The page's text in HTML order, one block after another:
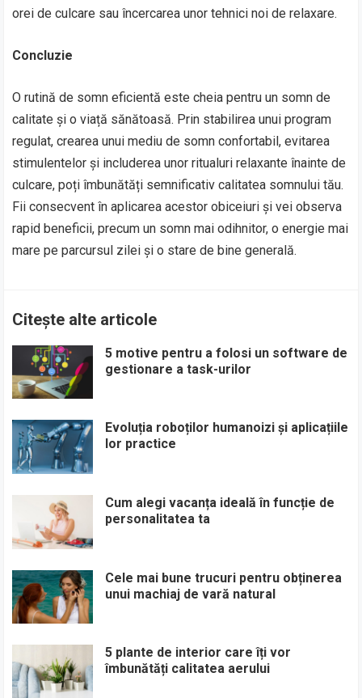
orei de culcare sau încercarea unor tehnici noi de relaxare.
Concluzie
O rutină de somn eficientă este cheia pentru un somn de
calitate și o viață sănătoasă. Prin stabilirea unui program
regulat, crearea unui mediu de somn confortabil, evitarea
stimulentelor și includerea unor ritualuri relaxante înainte de
culcare, poți îmbunătăți semnificativ calitatea somnului tău.
Fii consecvent în aplicarea acestor obiceiuri și vei observa
rapid beneficii, precum un somn mai odihnitor, o energie mai
mare pe parcursul zilei și o stare de bine generală.
Citește alte articole
5 motive pentru a folosi un software de
gestionare a task-urilor
Evoluția roboților humanoizi și aplicațiile
lor practice
Cum alegi vacanța ideală în funcție de
personalitatea ta
Cele mai bune trucuri pentru obținerea
unui machiaj de vară natural
5 plante de interior care îți vor
îmbunătăți calitatea aerului